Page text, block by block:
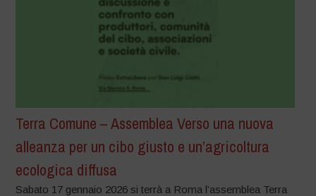
Terra Comune – Assemblea Verso una nuova
alleanza per un cibo giusto e un’agricoltura
ecologica diffusa
Sabato 17 gennaio 2026 si terrà a Roma l’assemblea Terra